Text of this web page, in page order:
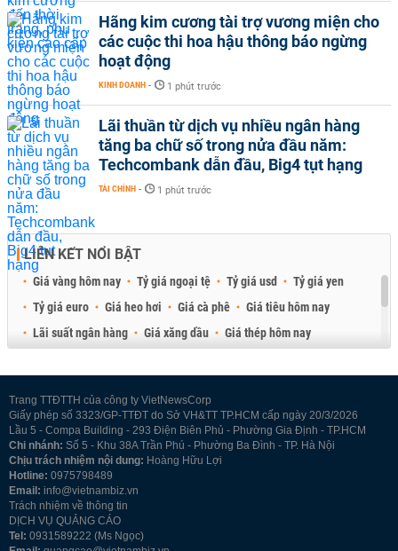
Hãng kim cương tài trợ vương miện cho
các cuộc thi hoa hậu thông báo ngừng
hoạt động
KINH DOANH - 1 phút trước
Lãi thuần từ dịch vụ nhiều ngân hàng
tăng ba chữ số trong nửa đầu năm:
Techcombank dẫn đầu, Big4 tụt hạng
TÀI CHÍNH - 1 phút trước
LIÊN KẾT NỔI BẬT
Giá vàng hôm nay Tỷ giá ngoại tệ Tỷ giá usd
Tỷ giá yen
Tỷ giá euro
Giá heo hơi Giá cà phê
Giá tiêu hôm nay
Lãi suất ngân hàng
Giá xăng dầu
Giá thép hôm nay
Trang TTĐTTH của công ty VietNewsCorp
Giấy phép số 3323/GP-TTĐT do Sở VH&TT TP.HCM cấp ngày 20/3/2026
Lầu 5 - Compa Building - 293 Điện Biên Phủ - Phường Gia Định - TP.HCM
Chi nhánh: Số 5 - Khu 38A Trần Phú - Phường Ba Đình - TP. Hà Nội
Chịu trách nhiệm nội dung: Hoàng Hữu Lợi
Hotline: 0975798489
Email: info@vietnambiz.vn
Trách nhiệm về thông tin
DỊCH VỤ QUẢNG CÁO
Tel: 0931589222 (Ms Ngọc)